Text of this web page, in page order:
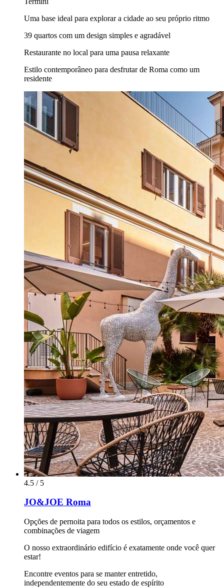
Uma base ideal para explorar a cidade ao seu próprio ritmo
39 quartos com um design simples e agradável
Restaurante no local para uma pausa relaxante
Estilo contemporâneo para desfrutar de Roma como um
residente
4.5 / 5
JO&JOE Roma
Opções de pernoita para todos os estilos, orçamentos e
combinações de viagem
O nosso extraordinário edifício é exatamente onde você quer
estar!
Encontre eventos para se manter entretido,
independentemente do seu estado de espírito